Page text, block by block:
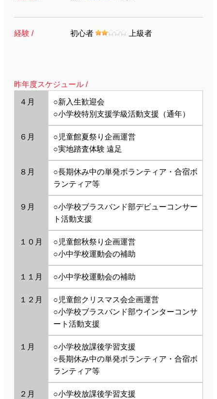
経験 / 初心者 上級者
昨年度スケジュール /
４月
○新入生歓迎会
○小学校特別支援学級活動支援（通年）
６月
○児童館夏祭り企画運営
○実地踏査体験 遠足
８月
○長期休み中の単発ボランティア・合宿ボ
ランティア等
９月
○小学校ブラスバンド部デビューコンサー
ト活動支援
１０月
○児童館秋祭り企画運営
○小中学校運動会の補助
１１月 ○小中学校運動会の補助
１２月
○児童館クリスマス会企画運営
○小学校ブラスバンド部ウインターコンサ
ート活動支援
１月
○小学校放課後学習支援
○長期休み中の単発ボランティア・合宿ボ
ランティア等
２月 ○小学校放課後学習支援